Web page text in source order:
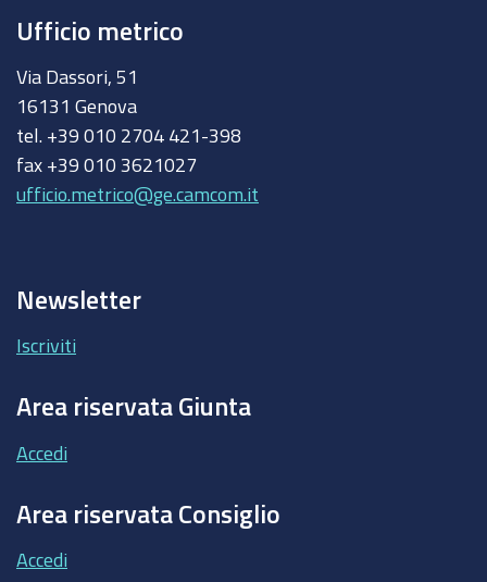
Ufficio metrico
Via Dassori, 51
16131 Genova
tel. +39 010 2704 421-398
fax +39 010 3621027
ufficio.metrico@ge.camcom.it
Newsletter
Iscriviti
Area riservata Giunta
Accedi
Area riservata Consiglio
Accedi